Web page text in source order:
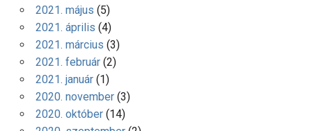
2021. május (5)
2021. április (4)
2021. március (3)
2021. február(2)
2021. január(1)
2020. november(3)
2020. október(14)